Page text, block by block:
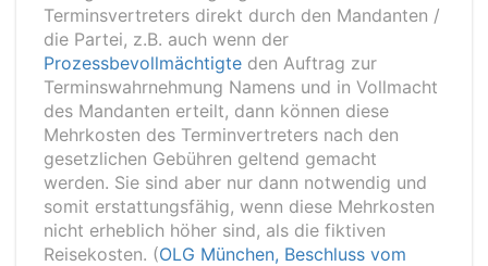
Terminsvertreters direkt durch den Mandanten /
die Partei, z.B. auch wenn der
Prozessbevollmächtigte den Auftrag zur
Terminswahrnehmung Namens und in Vollmacht
des Mandanten erteilt, dann können diese
Mehrkosten des Terminvertreters nach den
gesetzlichen Gebühren geltend gemacht
werden. Sie sind aber nur dann notwendig und
somit erstattungsfähig, wenn diese Mehrkosten
nicht erheblich höher sind, als die fiktiven
Reisekosten. (OLG München, Beschluss vom